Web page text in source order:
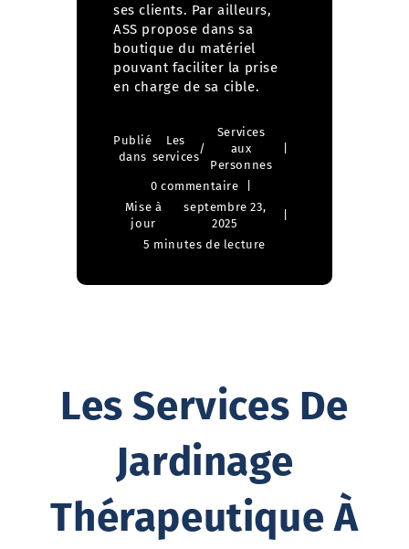
ses clients. Par ailleurs,
ASS propose dans sa
boutique du matériel
pouvant faciliter la prise
en charge de sa cible.
Publié
dans
Les
services
/
Services
aux
Personnes
0 commentaire
Mise à
jour
septembre 23,
2025
5 minutes de lecture
Les Services De
Jardinage
Thérapeutique À